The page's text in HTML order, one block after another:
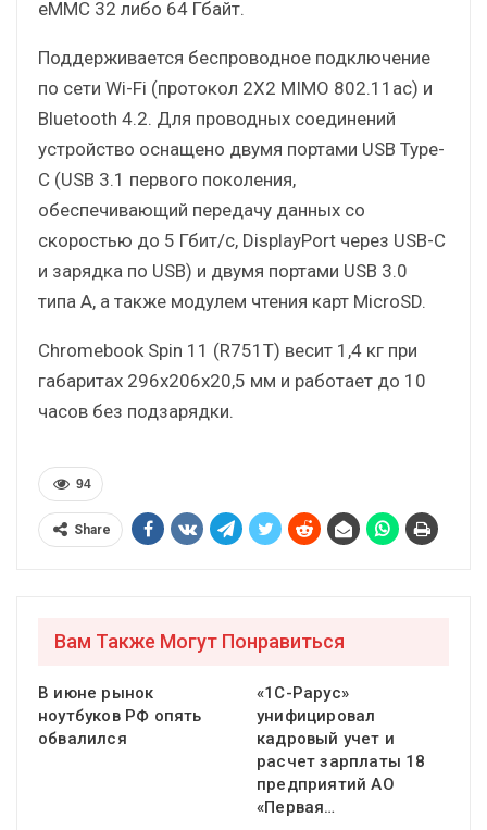
eMMC 32 либо 64 Гбайт.
Поддерживается беспроводное подключение
по сети Wi-Fi (протокол 2X2 MIMO 802.11ac) и
Bluetooth 4.2. Для проводных соединений
устройство оснащено двумя портами USB Type-
C (USB 3.1 первого поколения,
обеспечивающий передачу данных со
скоростью до 5 Гбит/с, DisplayPort через USB-C
и зарядка по USB) и двумя портами USB 3.0
типа А, а также модулем чтения карт MicroSD.
Chromebook Spin 11 (R751T) весит 1,4 кг при
габаритах 296x206x20,5 мм и работает до 10
часов без подзарядки.
94
Share
Вам Также Могут Понравиться
В июне рынок
ноутбуков РФ опять
обвалился
«1С-Рарус»
унифицировал
кадровый учет и
расчет зарплаты 18
предприятий АО
«Первая…